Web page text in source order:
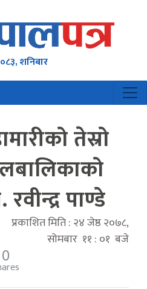
शनिबार
तेस्रो
पाण्डे
प्रकाशित मिति : २४ जेष्ठ २०७८,
सोमबार ११ : ०१ बजे
0